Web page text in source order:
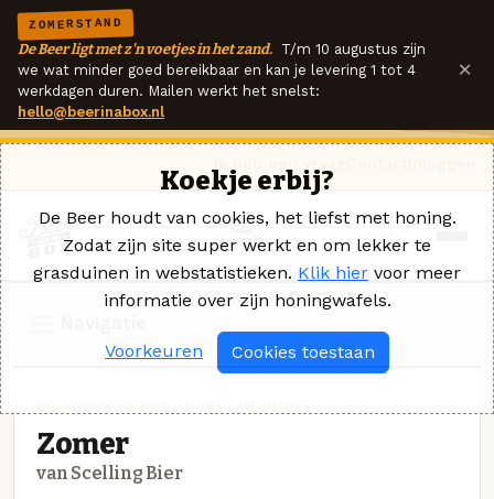
ZOMERSTAND
De Beer ligt met z'n voetjes in het zand. T/m 10 augustus zijn
we wat minder goed bereikbaar en kan je levering 1 tot 4
werkdagen duren. Mailen werkt het snelst:
hello@beerinabox.nl
×
Zomer
van Scelling Bier
Koekje erbij?
De Beer houdt van cookies, het liefst met honing.
Zodat zijn site super werkt en om lekker te
grasduinen in webstatistieken. Klik hier voor meer
informatie over zijn honingwafels.
Voorkeuren Cookies toestaan